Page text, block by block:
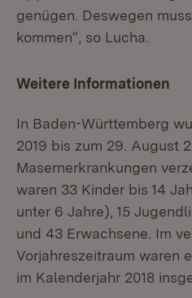
genügen. Deswegen
kommen“, so Lucha.
Weitere Informationen
In Baden-Württemberg
2019 bis zum 29. August
Masernerkrankungen
waren 33 Kinder bis 14
unter 6 Jahre), 15
und 43 Erwachsene. Im
Vorjahreszeitraum waren
im Kalenderjahr 2018